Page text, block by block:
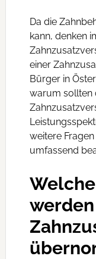
Da die
kann, denken
einer
Bürger in
warum sollten
weitere
umfassend